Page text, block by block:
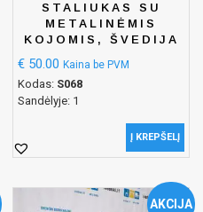
STALIUKAS SU
METALINĖMIS
KOJOMIS, ŠVEDIJA
€ 50.00 Kaina be PVM
Kodas: S068
Sandėlyje: 1
Į KREPŠELĮ
AKCIJA